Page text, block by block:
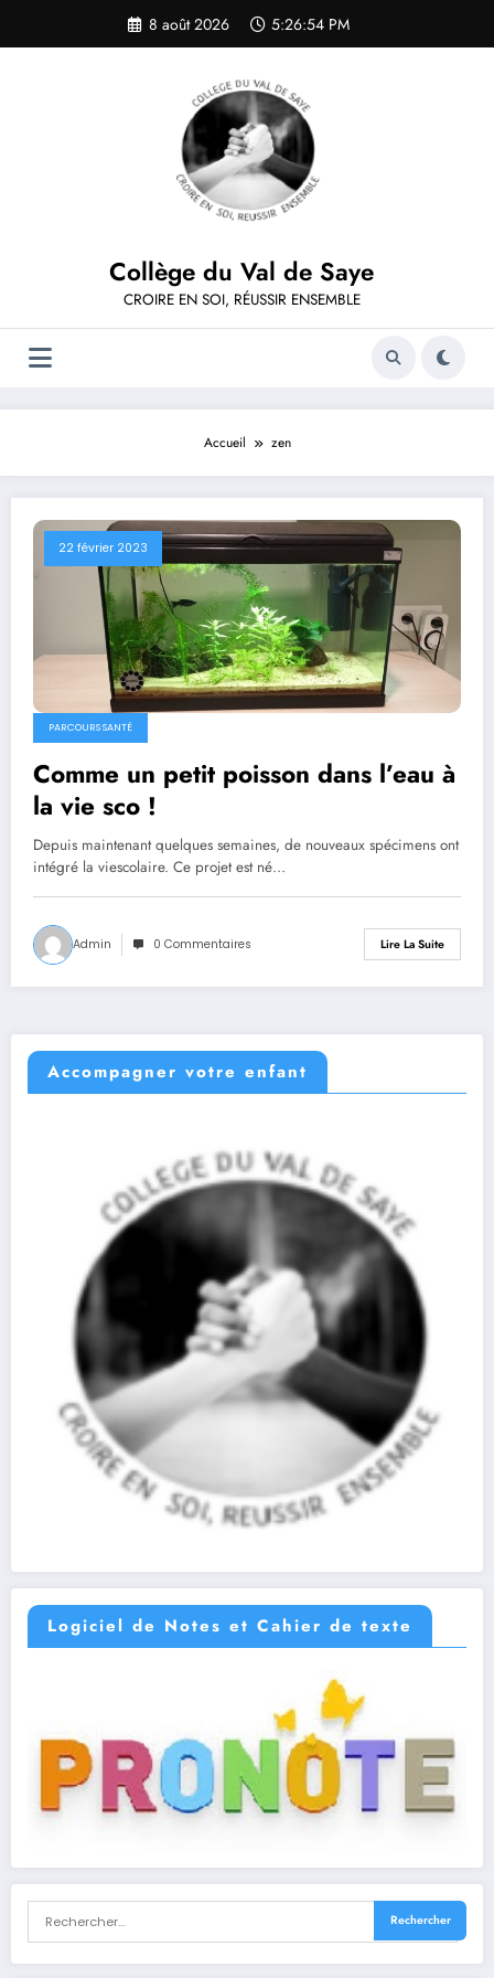
contenu
8 août 2026 5:26:55 PM
Collège du Val de Saye
CROIRE EN SOI, RÉUSSIR ENSEMBLE
Accueil zen
22 février 2023
PARCOURS SANTÉ
Comme un petit poisson dans l’eau à
la vie sco !
Depuis maintenant quelques semaines, de nouveaux spécimens ont
intégré la viescolaire. Ce projet est né…
Admin 0 Commentaires Lire La Suite
Accompagner votre enfant
Logiciel de Notes et Cahier de texte